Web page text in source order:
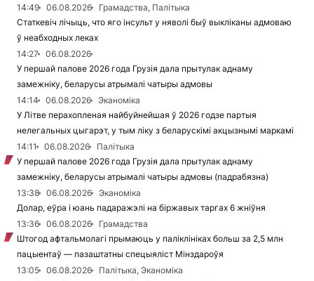
14:49
06.08.2026
Грамадства, Палітыка
Статкевіч лічыць, что яго інсульт у няволі быў выкліканы адмоваю
ў неабходных леках
14:27
06.08.2026
У першай палове 2026 года Грузія дала прытулак аднаму
замежніку, беларусы атрымалі чатыры адмовы
14:14
06.08.2026
Эканоміка
У Літве перахопленая найбуйнейшая ў 2026 годзе партыя
нелегальных цыгарэт, у тым ліку з беларускімі акцызнымі маркамі
14:11
06.08.2026
Палітыка
У першай палове 2026 года Грузія дала прытулак аднаму
замежніку, беларусы атрымалі чатыры адмовы (падрабязна)
13:38
06.08.2026
Эканоміка
Долар, еўра і юань падаражэлі на біржавых таргах 6 жніўня
13:36
06.08.2026
Грамадства
Штогод афтальмолагі прымаюць у паліклініках больш за 2,5 млн
пацыентаў — пазаштатны спецыяліст Мінздароўя
13:05
06.08.2026
Палітыка, Эканоміка